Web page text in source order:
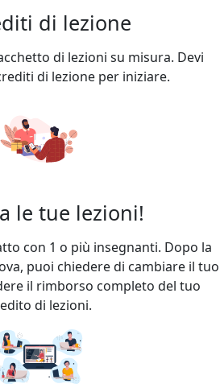
di lezione
di lezioni su misura. Devi
di lezione per iniziare.
le tue lezioni!
con 1 o più insegnanti. Dopo la
puoi chiedere di cambiare il tuo
il rimborso completo del tuo
di lezioni.